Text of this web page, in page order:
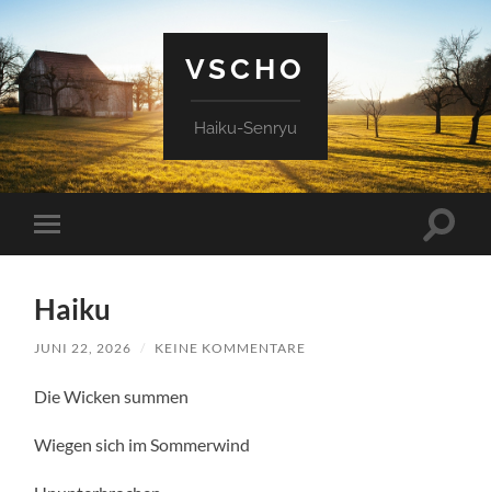
VSCHO
Haiku-Senryu
Mobile-
Menü
Haiku
JUNI 22, 2026 / KEINE KOMMENTARE
Die Wicken summen
Wiegen sich im Sommerwind